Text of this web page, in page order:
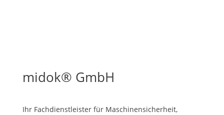
midok® GmbH
Ihr Fachdienstleister für Maschinen­sicherheit,